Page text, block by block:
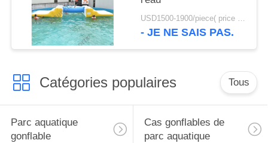
USD1500-1900/piece( price just for reference, detailed prices need to be confirmed) MOQ:1PC
- JE NE SAIS PAS.
Catégories populaires Tous
Parc aquatique
gonflable
Cas gonflables de
parc aquatique